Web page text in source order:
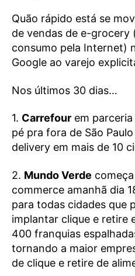
Quão rápido está se
de vendas de e-grocery
consumo pela Internet)
Google ao varejo
Nos últimos 30 dias…
1. Carrefour em
pé pra fora de São
delivery em mais de 10
2. Mundo Verde
commerce amanhã dia
para todas cidades que
implantar clique e retire
400 franquias
tornando a maior
de clique e retire de